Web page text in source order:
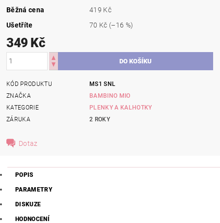
Běžná cena
419 Kč
Ušetříte
70 Kč (–16 %)
349 Kč
KÓD PRODUKTU
MS1 SNL
ZNAČKA
BAMBINO MIO
KATEGORIE
PLENKY A KALHOTKY
ZÁRUKA
2 ROKY
Dotaz
POPIS
PARAMETRY
DISKUZE
HODNOCENÍ